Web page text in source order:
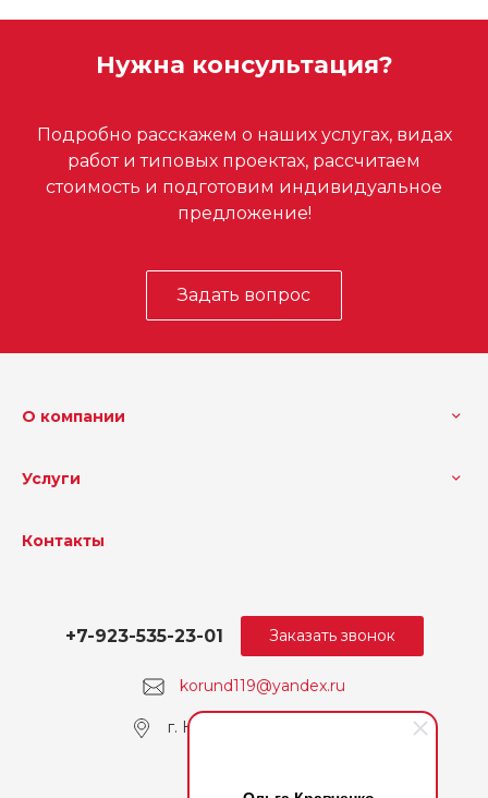
Нужна консультация?
Подробно расскажем о наших услугах, видах
работ и типовых проектах, рассчитаем
стоимость и подготовим индивидуальное
предложение!
Задать вопрос
О компании
Услуги
Контакты
korund119@yandex.ru
+7-923-535-23-01
г. Кемерово, пр. Ленина
Заказать звонок